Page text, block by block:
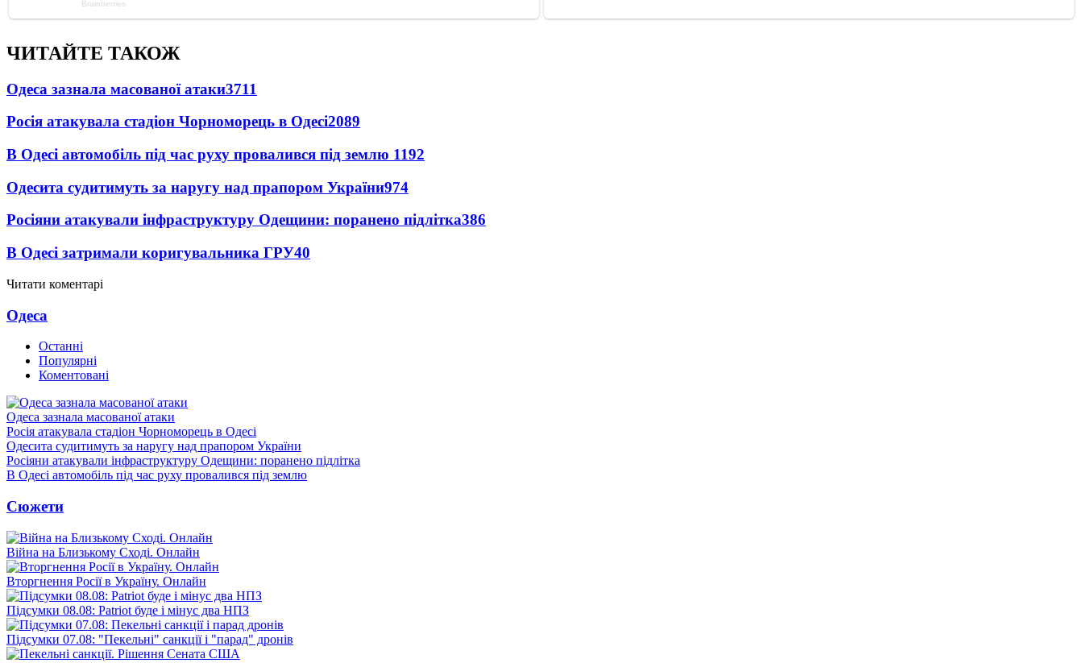
ЧИТАЙТЕ ТАКОЖ
Одеса зазнала масованої атаки3711
Росія атакувала стадіон Чорноморець в Одесі2089
В Одесі автомобіль під час руху провалився під землю 1192
Одесита судитимуть за наругу над прапором України974
Росіяни атакували інфраструктуру Одещини: поранено підлітка386
В Одесі затримали коригувальника ГРУ40
Читати коментарі
Одеса
Останні
Популярні
Коментовані
Одеса зазнала масованої атаки
Росія атакувала стадіон Чорноморець в Одесі
Одесита судитимуть за наругу над прапором України
Росіяни атакували інфраструктуру Одещини: поранено підлітка
В Одесі автомобіль під час руху провалився під землю
Сюжети
Війна на Близькому Сході. Онлайн
Вторгнення Росії в Україну. Онлайн
Підсумки 08.08: Patriot буде і мінус два НПЗ
Підсумки 07.08: "Пекельні" санкції і "парад" дронів